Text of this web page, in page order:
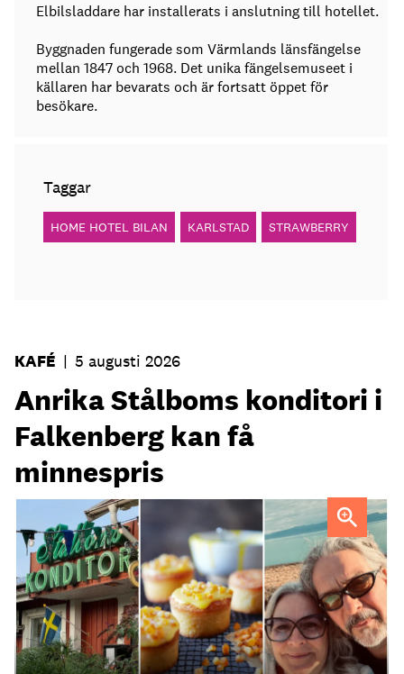
Elbilsladdare har installerats i anslutning till hotellet.
Byggnaden fungerade som Värmlands länsfängelse
mellan 1847 och 1968. Det unika fängelsemuseet i
källaren har bevarats och är fortsatt öppet för
besökare.
Taggar
HOME HOTEL BILAN KARLSTAD STRAWBERRY
KAFÉ | 5 augusti 2026
Anrika Stålboms konditori i
Falkenberg kan få
minnespris
Heléne och Micael Stålbom